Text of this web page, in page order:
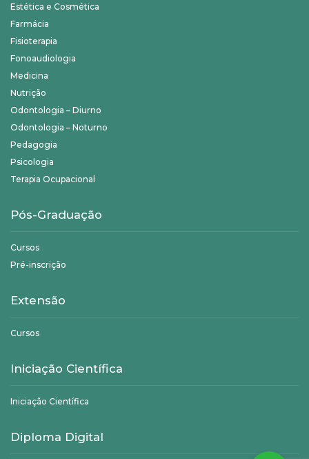
Estética e Cosmética
Farmácia
Fisioterapia
Fonoaudiologia
Medicina
Nutrição
Odontologia – Diurno
Odontologia – Noturno
Pedagogia
Psicologia
Terapia Ocupacional
Pós-Graduação
Cursos
Pré-inscrição
Extensão
Cursos
Iniciação Científica
Iniciação Científica
Diploma Digital